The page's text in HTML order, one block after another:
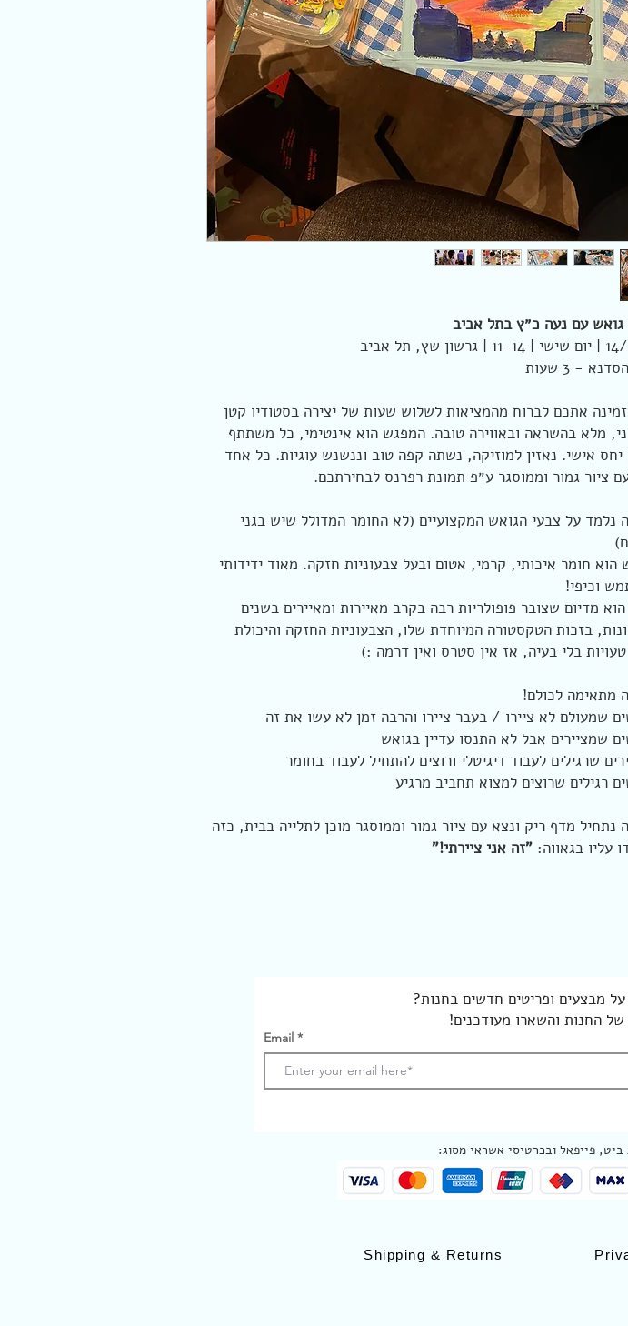
עם נעה כ״ץ בתל אביב
שץ, תל אביב
- 3 שעות
אתכם לברוח מהמציאות לשלוש שעות של יצירה בסטודיו קטן
מלא בהשראה ובאווירה טובה. המפגש הוא אינטימי, כל משתתף
אישי. נאזין למוזיקה, נשתה קפה טוב וננשנש עוגיות. כל אחד
ציור גמור וממוסגר ע״פ תמונת רפרנס לבחירתכם.
נלמד על צבעי הגואש המקצועיים (לא החומר המדולל שיש בגני
הוא חומר איכותי, קרמי, אטום ובעל צבעוניות חזקה. מאוד ידידותי
וכיפי!
מדיום שצובר פופולריות רבה בקרב מאיירות ומאיירים בשנים
בזכות הטקסטורה המיוחדת שלו, הצבעוניות החזקה והיכולת
בלי בעיה, אז אין סטרס ואין דרמה :)
מתאימה לכולם!
שמעולם לא ציירו / בעבר ציירו והרבה זמן לא עשו את זה
שמציירים אבל לא התנסו עדיין בגואש
שרגילים לעבוד דיגיטלי ורוצים להתחיל לעבוד בחומר
רגילים שרוצים למצוא תחביב מרגיע
נתחיל מדף ריק ונצא עם ציור גמור וממוסגר מוכן לתלייה בבית, כזה
עליו בגאווה: "זה אני ציירתי!"
מבצעים ופריטים חדשים בחנות?
החנות והשארו מעודכנים!
Email
פייפאל ובכרטיסי אשראי מסוג:
Shipping & Returns